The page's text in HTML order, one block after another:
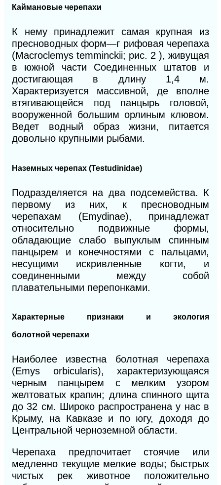
Каймановые черепахи
К нему принадлежит самая крупная из
пресноводных форм—г рифовая черепаха
(Macroclemys temminckii; рис. 2 ), живущая
в южной части Соединенных штатов и
достигающая в длину 1,4 м.
Характеризуется массивной, де вполне
втягивающейся под панцырь головой,
вооруженной большим орлиным клювом.
Ведет водный образ жизни, питается
довольно крупными рыбами.
Наземных черепах (Testudinidae)
Подразделяется на два подсемейства. К
первому из них, к пресноводным
черепахам (Emydinae), принадлежат
относительно подвижные формы,
обладающие слабо выпуклым спинным
панцырем и конечностями с пальцами,
несущими искривленные когти, и
соединенными между собой
плавательными перепонками.
Характерные признаки и экология
болотной черепахи
Наиболее известна болотная черепаха
(Emys orbicularis), характеризующаяся
черным панцырем с мелким узором
желтоватых крапин; длина спинного щита
до 32 см. Широко распространена у нас в
Крыму, на Кавказе и по югу, доходя до
Центральной черноземной области.
Черепаха предпочитает стоячие или
медленно текущие мелкие воды; быстрых
чистых рек животное положительно